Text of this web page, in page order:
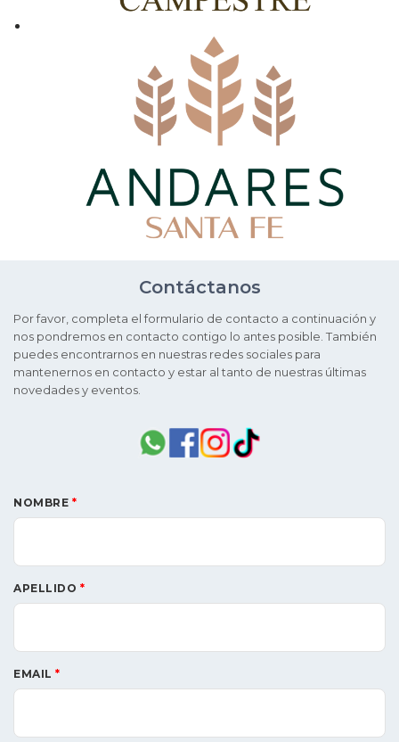
Contáctanos
Por favor, completa el formulario de contacto a continuación y
nos pondremos en contacto contigo lo antes posible. También
puedes encontrarnos en nuestras redes sociales para
mantenernos en contacto y estar al tanto de nuestras últimas
novedades y eventos.
NOMBRE *
APELLIDO *
EMAIL *